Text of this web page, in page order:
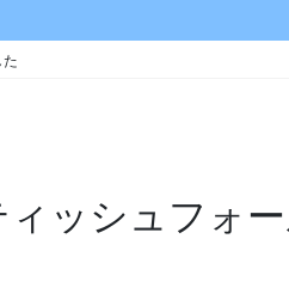
ィッシュフォ